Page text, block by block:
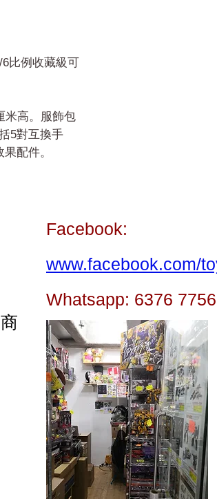
6比例收藏級可
米高。服飾包
5對互換手
配件。
Facebook:
www.facebook.com/
Whatsapp: 6376 7756